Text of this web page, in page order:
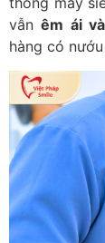
vẫnêm ái
hàng có